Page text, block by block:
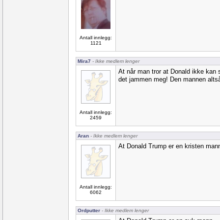
Antall innlegg:
1121
Mira7 - Ikke medlem lenger
Antall innlegg:
2459
At når man tror at Donald ikke kan
det jammen meg! Den mannen
Aran - Ikke medlem lenger
Antall innlegg:
6062
At Donald Trump er en kristen
Ordputter - Ikke medlem lenger